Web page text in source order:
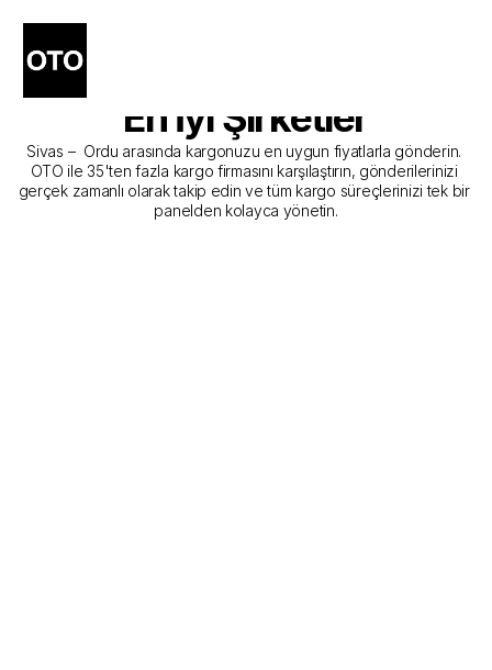
Sivas - Ordu Kargo
Gönderim Hizmeti Sunan
En İyi Şirketler
Sivas –  Ordu arasında kargonuzu en uygun fiyatlarla gönderin.
OTO ile 35'ten fazla kargo firmasını karşılaştırın, gönderilerinizi
gerçek zamanlı olarak takip edin ve tüm kargo süreçlerinizi tek bir
panelden kolayca yönetin.